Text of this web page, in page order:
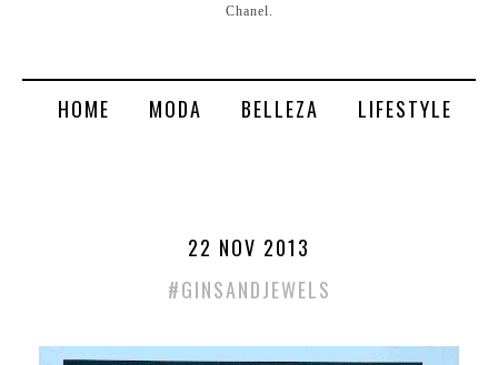
Chanel.
HOME MODA BELLEZA LIFESTYLE
22 NOV 2013
#GINSANDJEWELS